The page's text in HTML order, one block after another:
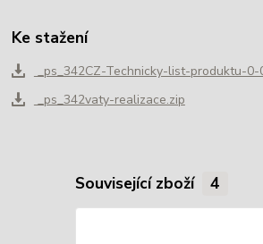
Ke stažení
_ps_342CZ-Technicky-list-produktu-
_ps_342vaty-realizace.zip
Související zboží 4